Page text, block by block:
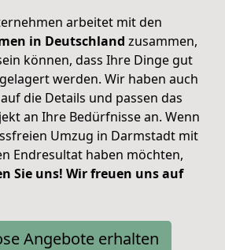
arbeitet mit den
in Deutschland zusammen,
können, dass Ihre Dinge gut
werden. Wir haben auch
die Details und passen das
an Ihre Bedürfnisse an. Wenn
Umzug in Darmstadt mit
Endresultat haben möchten,
Sie uns! Wir freuen uns auf
Angebote erhalten